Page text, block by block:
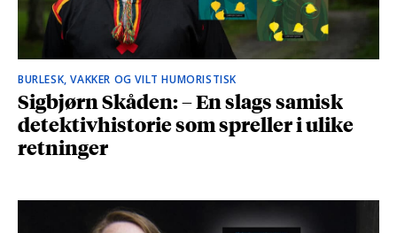
BURLESK, VAKKER OG VILT HUMORISTISK
Sigbjørn Skåden: – En slags samisk
detektivhistorie som spreller i ulike
retninger